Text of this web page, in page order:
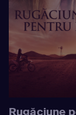
Rugăciune